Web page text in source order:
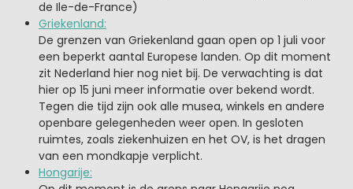
de Ile-de-France)
Griekenland:
De grenzen van Griekenland gaan open op 1 juli voor
een beperkt aantal Europese landen. Op dit moment
zit Nederland hier nog niet bij. De verwachting is dat
hier op 15 juni meer informatie over bekend wordt.
Tegen die tijd zijn ook alle musea, winkels en andere
openbare gelegenheden weer open. In gesloten
ruimtes, zoals ziekenhuizen en het OV, is het dragen
van een mondkapje verplicht.
Hongarije: